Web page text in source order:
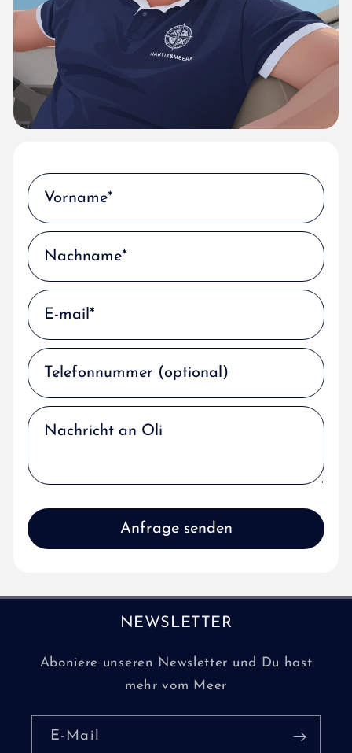
NEWSLETTER
Aboniere unseren Newsletter und Du hast
mehr vom Meer
E-Mail